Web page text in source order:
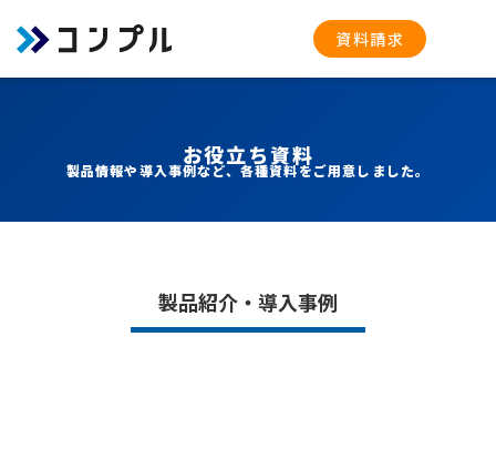
資料請求
お役立ち資料
製品情報や導入事例など、各種資料をご用意しました。
製品紹介・導入事例